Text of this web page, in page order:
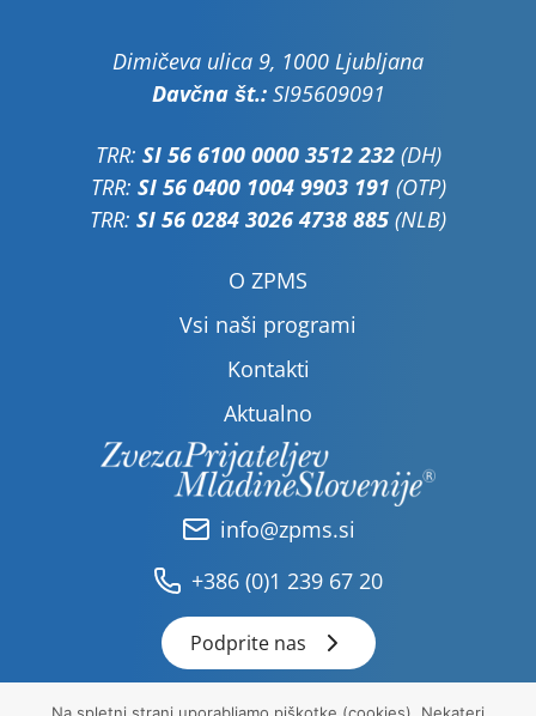
Dimičeva ulica 9, 1000 Ljubljana
Davčna št.:SI95609091
TRR: SI 56 6100 0000 3512 232(DH)
TRR: SI 56 0400 1004 9903 191 (OTP)
TRR: SI 56 0284 3026 4738 885 (NLB)
O ZPMS
Vsi naši programi
Kontakti
Aktualno
info@zpms.si
+386 (0)1 239 67 20
Podprite nas